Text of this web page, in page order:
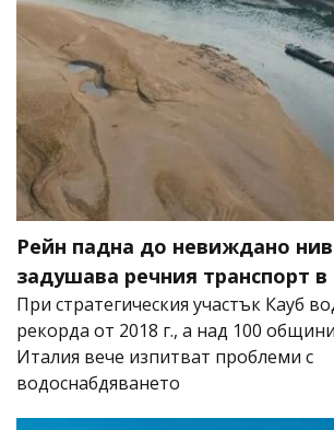
Рейн падна до невиждано
задушава речния транспорт в
При стратегическия участък Кауб
рекорда от 2018 г., а над 100
Италия вече изпитват проблеми с
водоснабдяването